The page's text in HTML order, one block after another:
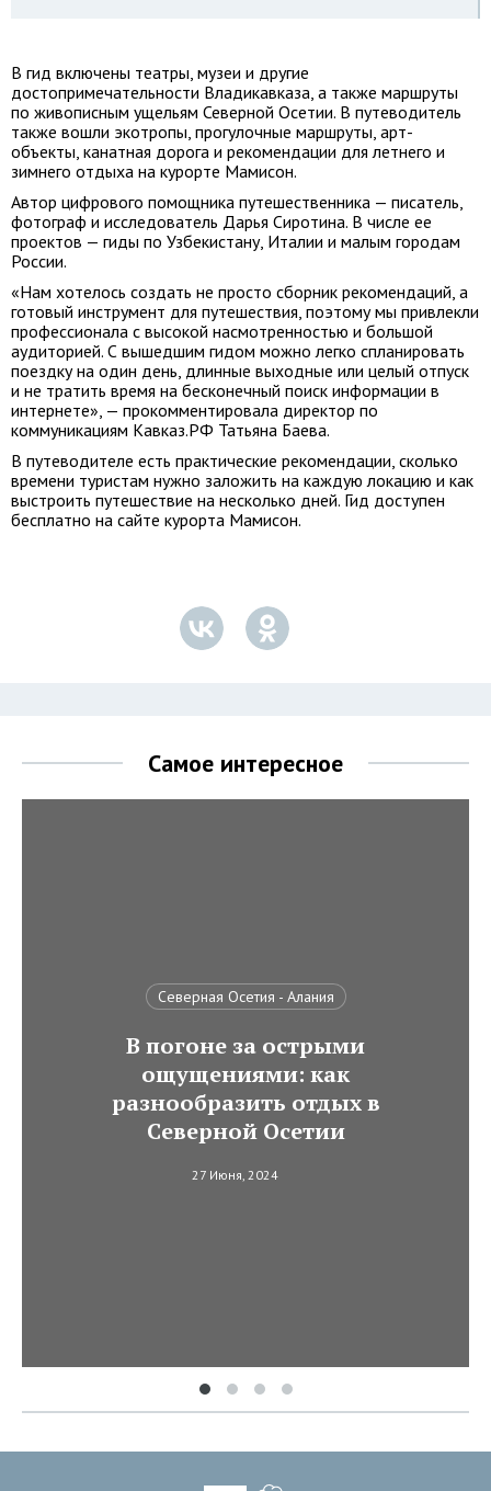
В гид включены театры, музеи и другие
достопримечательности Владикавказа, а также маршруты
по живописным ущельям Северной Осетии. В путеводитель
также вошли экотропы, прогулочные маршруты, арт-
объекты, канатная дорога и рекомендации для летнего и
зимнего отдыха на курорте Мамисон.
Автор цифрового помощника путешественника — писатель,
фотограф и исследователь Дарья Сиротина. В числе ее
проектов — гиды по Узбекистану, Италии и малым городам
России.
«Нам хотелось создать не просто сборник рекомендаций, а
готовый инструмент для путешествия, поэтому мы привлекли
профессионала с высокой насмотренностью и большой
аудиторией. С вышедшим гидом можно легко спланировать
поездку на один день, длинные выходные или целый отпуск
и не тратить время на бесконечный поиск информации в
интернете», — прокомментировала директор по
коммуникациям Кавказ.РФ Татьяна Баева.
В путеводителе есть практические рекомендации, сколько
времени туристам нужно заложить на каждую локацию и как
выстроить путешествие на несколько дней. Гид доступен
бесплатно на сайте курорта Мамисон.
Самое интересное
Северная Осетия - Алания
В погоне за острыми
ощущениями: как
разнообразить отдых в
Северной Осетии
27 Июня, 2024